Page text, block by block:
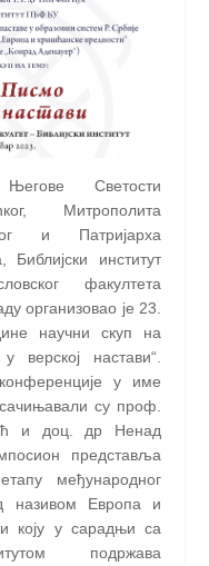
Светости
Митрополита
и Патријарха
Библијски институт
факултета
организовао је 23.
научни скуп на
настави“.
у име
сачињавали су проф.
и доц. др Ненад
представља
међународног
називом Европа и
коју у сарадњи са
подржава